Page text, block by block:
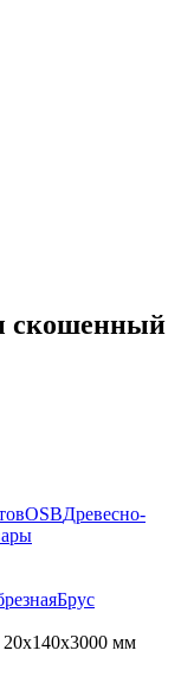
скошенный
OSBДревесно-
Брус
мм